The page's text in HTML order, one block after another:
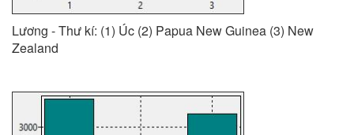
Lương - Thư kí: (1) Úc (2) Papua New Guinea (3) New
Zealand